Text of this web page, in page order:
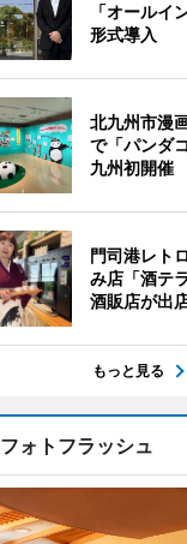
「オールイ
形式導入
北九州市漫
で「パンダ
九州初開催
門司港レト
み店「酒テ
酒販店が出
もっと見る
フォトフラッシュ